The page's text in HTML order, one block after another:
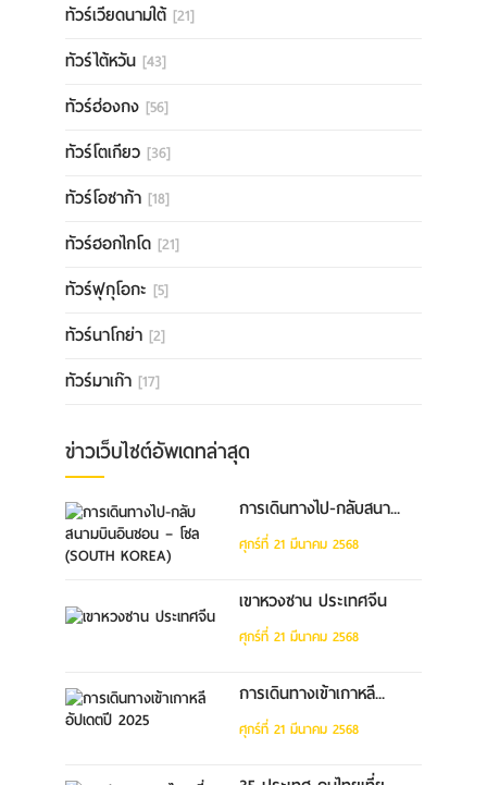
ทัวร์เวียดนามใต้ [21]
ทัวร์ไต้หวัน [43]
ทัวร์ฮ่องกง [56]
ทัวร์โตเกียว [36]
ทัวร์โอซาก้า [18]
ทัวร์ฮอกไกโด [21]
ทัวร์ฟุกุโอกะ [5]
ทัวร์นาโกย่า [2]
ทัวร์มาเก๊า [17]
ข่าวเว็บไซต์อัพเดทล่าสุด
การเดินทางไป-กลับสนา...
ศุกร์ที่ 21 มีนาคม 2568
เขาหวงซาน ประเทศจีน
ศุกร์ที่ 21 มีนาคม 2568
การเดินทางเข้าเกาหลี...
ศุกร์ที่ 21 มีนาคม 2568